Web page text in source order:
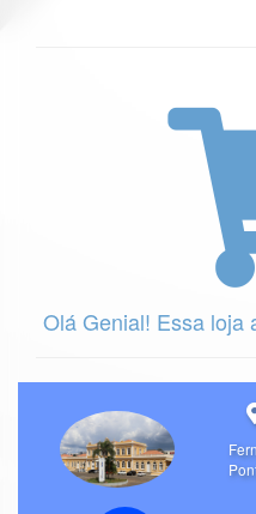
Olá Genial! Essa loja